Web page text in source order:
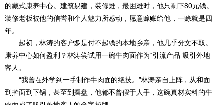
的藏式康养中心。建筑易建，装修难，最困难时，他只剩下80元钱。
装修老板被他的信誉和个人魅力所感动，愿意赊账给他，一赊就是四
年。
起初，林涛的客户多是付不起钱的本地乡亲，他几乎分文不取。
康养中心如何盈利？林涛尝试用一碗牛肉面作为“引流产品”吸引外地
客人。
“我曾在外学到一手制作牛肉面的绝技。”林涛亲自上阵，从和面
到擀面到下锅，甚至到摆盘，他都不曾假于人手，这碗真材实料的牛